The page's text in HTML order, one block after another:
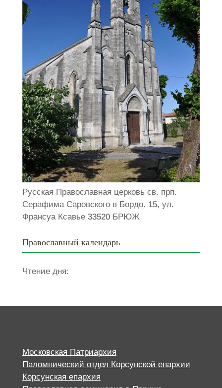
Русская Православная церковь св. прп.
Серафима Саровского в Бордо. 15, ул.
Франсуа Ксавье 33520 БРЮЖ
Православный календарь
Чтение дня:
Московская Патриархия
Паломнический отдел Корсунской епархии
Корсунская епархия